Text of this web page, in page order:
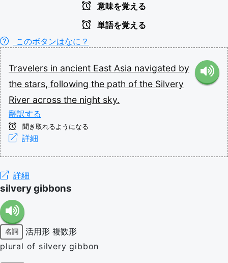
意味を覚える
単語を覚える
このボタンはなに？
Travelers in ancient East Asia navigated by
the stars, following the path of the Silvery
River across the night sky.
翻訳する
聞き取れるようになる
詳細
詳細
silvery gibbons
名詞 活用形 複数形
plural of silvery gibbon